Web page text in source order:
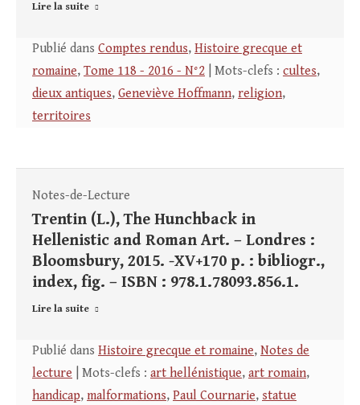
Lire la suite
Publié dans Comptes rendus, Histoire grecque et
romaine, Tome 118 - 2016 - N°2 | Mots-clefs : cultes,
dieux antiques, Geneviève Hoffmann, religion,
territoires
Notes-de-Lecture
Trentin (L.), The Hunchback in
Hellenistic and Roman Art. – Londres :
Bloomsbury, 2015. -XV+170 p. : bibliogr.,
index, fig. – ISBN : 978.1.78093.856.1.
Lire la suite
Publié dans Histoire grecque et romaine, Notes de
lecture | Mots-clefs : art hellénistique, art romain,
handicap, malformations, Paul Cournarie, statue